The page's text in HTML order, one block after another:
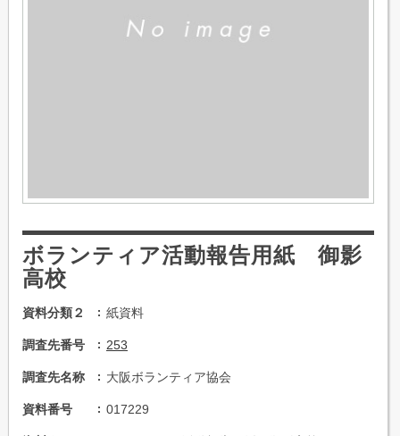
ボランティア活動報告用紙 御影
高校
資料分類２ 紙資料
調査先番号 253
調査先名称 大阪ボランティア協会
資料番号 017229